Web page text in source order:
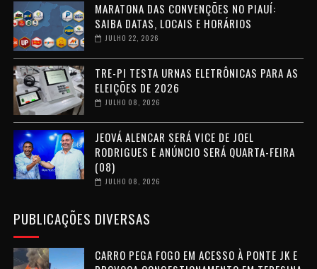
MARATONA DAS CONVENÇÕES NO PIAUÍ:
SAIBA DATAS, LOCAIS E HORÁRIOS
JULHO 22, 2026
TRE-PI TESTA URNAS ELETRÔNICAS PARA AS
ELEIÇÕES DE 2026
JULHO 08, 2026
JEOVÁ ALENCAR SERÁ VICE DE JOEL
RODRIGUES E ANÚNCIO SERÁ QUARTA-FEIRA
(08)
JULHO 08, 2026
PUBLICAÇÕES DIVERSAS
CARRO PEGA FOGO EM ACESSO À PONTE JK E